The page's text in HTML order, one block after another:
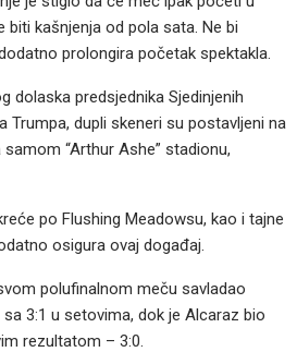
biti kašnjenja od pola sata. Ne bi
prolongira početak spektakla.
dolaska predsjednika Sjedinjenih
Trumpa, dupli skeneri su postavljeni na
“Arthur Ashe” stadionu,
po Flushing Meadowsu, kao i tajne
osigura ovaj događaj.
polufinalnom meču savladao
3:1 u setovima, dok je Alcaraz bio
rezultatom – 3:0.